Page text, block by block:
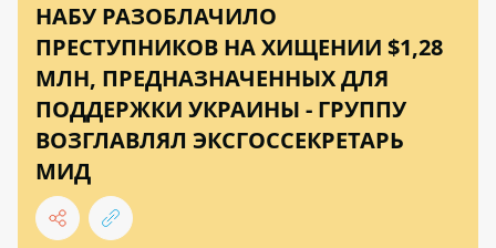
НАБУ РАЗОБЛАЧИЛО
ПРЕСТУПНИКОВ НА ХИЩЕНИИ $1,28
МЛН, ПРЕДНАЗНАЧЕННЫХ ДЛЯ
ПОДДЕРЖКИ УКРАИНЫ - ГРУППУ
ВОЗГЛАВЛЯЛ ЭКСГОССЕКРЕТАРЬ
МИД